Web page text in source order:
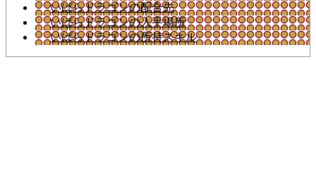
いばらドラゴンの配合先
いばらドラゴンの入手場所
いばらドラゴンの所持スキル